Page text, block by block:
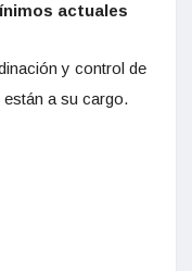
actuales
y control de
a su cargo.